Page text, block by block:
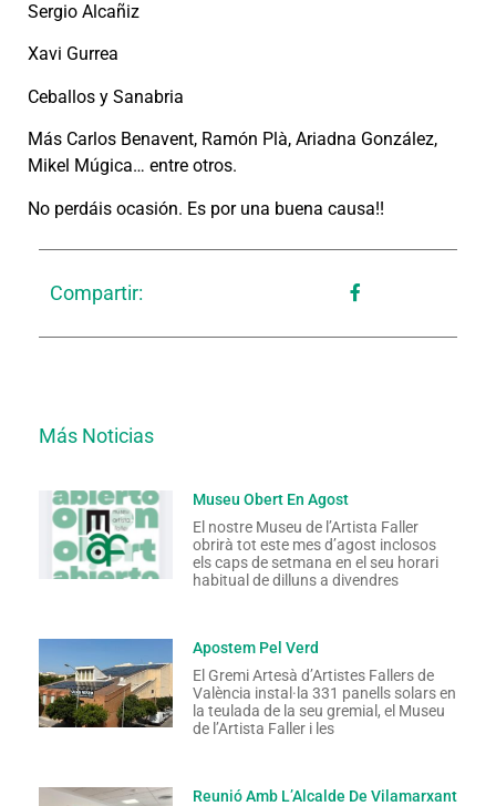
Sergio Alcañiz
Xavi Gurrea
Ceballos y Sanabria
Más Carlos Benavent, Ramón Plà, Ariadna González,
Mikel Múgica… entre otros.
No perdáis ocasión. Es por una buena causa!!
Compartir:
Más Noticias
Museu Obert En Agost
El nostre Museu de l’Artista Faller
obrirà tot este mes d’agost inclosos
els caps de setmana en el seu horari
habitual de dilluns a divendres
Apostem Pel Verd
El Gremi Artesà d’Artistes Fallers de
València instal·la 331 panells solars en
la teulada de la seu gremial, el Museu
de l’Artista Faller i les
Reunió Amb L’Alcalde De Vilamarxant